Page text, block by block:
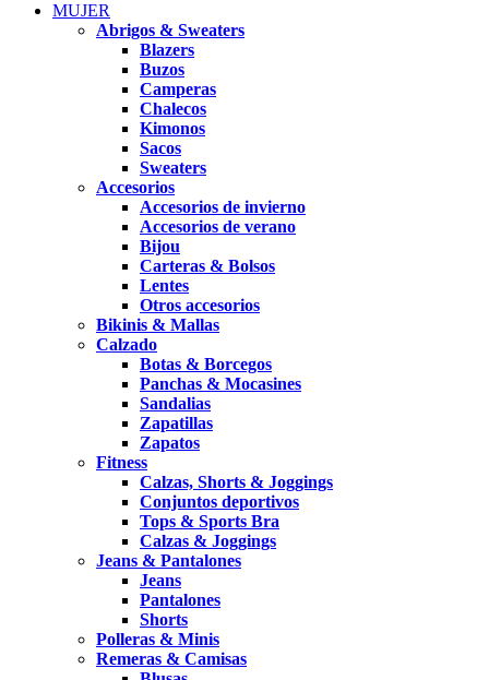
MUJER
Abrigos & Sweaters
Blazers
Buzos
Camperas
Chalecos
Kimonos
Sacos
Sweaters
Accesorios
Accesorios de invierno
Accesorios de verano
Bijou
Carteras & Bolsos
Lentes
Otros accesorios
Bikinis & Mallas
Calzado
Botas & Borcegos
Panchas & Mocasines
Sandalias
Zapatillas
Zapatos
Fitness
Calzas, Shorts & Joggings
Conjuntos deportivos
Tops & Sports Bra
Calzas & Joggings
Jeans & Pantalones
Jeans
Pantalones
Shorts
Polleras & Minis
Remeras & Camisas